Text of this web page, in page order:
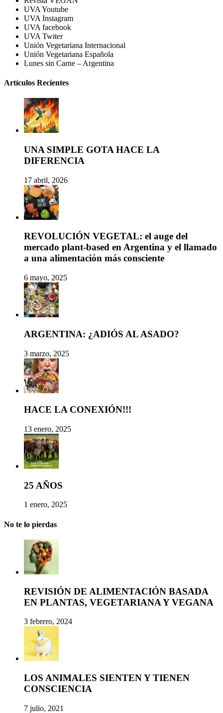
UVA Youtube
UVA Instagram
UVA facebook
UVA Twiter
Unión Vegetariana Internacional
Unión Vegetariana Española
Lunes sin Carne – Argentina
Artículos Recientes
UNA SIMPLE GOTA HACE LA
DIFERENCIA
17 abril, 2026
REVOLUCIÓN VEGETAL: el auge del
mercado plant-based en Argentina y el llamado
a una alimentación más consciente
6 mayo, 2025
ARGENTINA: ¿ADIÓS AL ASADO?
3 marzo, 2025
HACE LA CONEXIÓN!!!
13 enero, 2025
25 AÑOS
1 enero, 2025
No te lo pierdas
REVISIÓN DE ALIMENTACIÓN BASADA
EN PLANTAS, VEGETARIANA Y VEGANA
3 febrero, 2024
LOS ANIMALES SIENTEN Y TIENEN
CONSCIENCIA
7 julio, 2021